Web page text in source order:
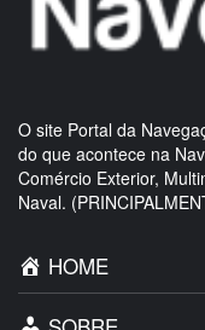
O site Portal da
do que acontece na
Comércio Exterior,
Naval.
HOME